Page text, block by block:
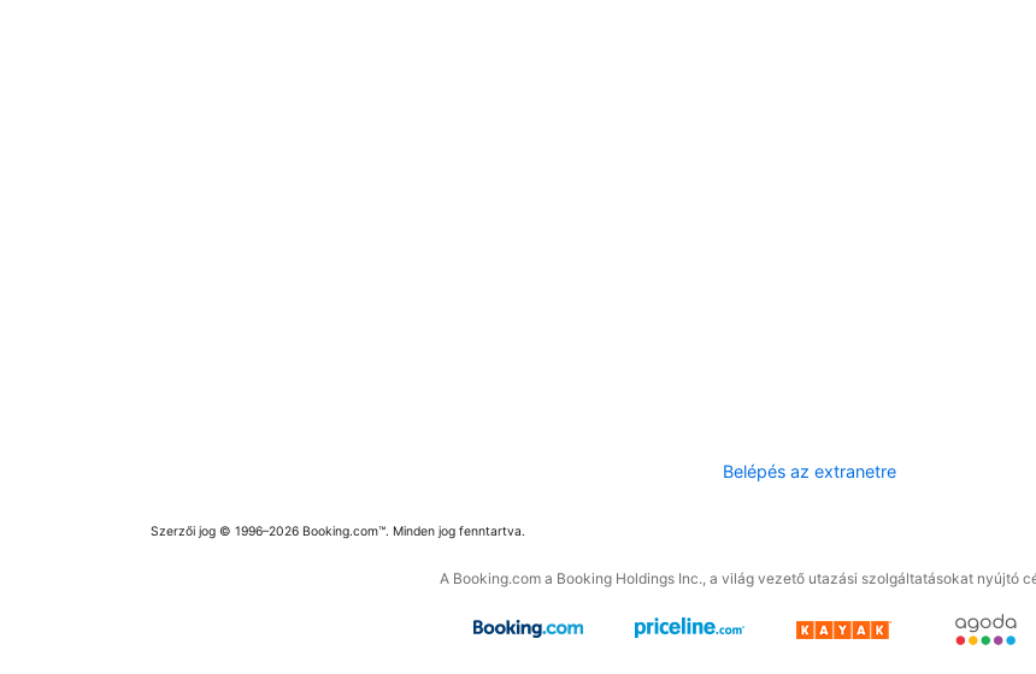
Belépés az extranetre
Szerzői jog © 1996–2026 Booking.com™. Minden jog fenntartva.
A Booking.com a Booking Holdings Inc., a világ vezető utazási szolgáltatásokat nyújtó